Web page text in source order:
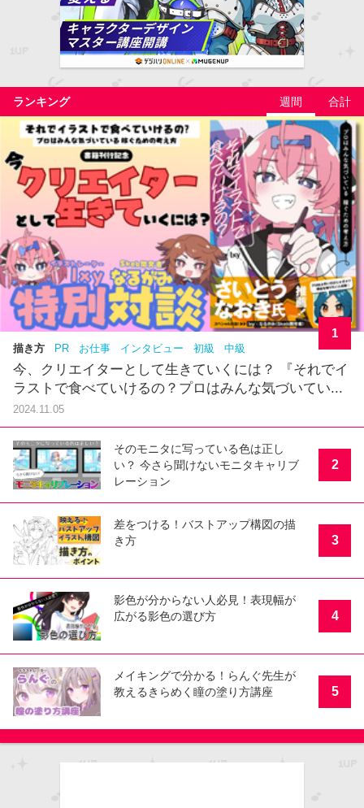
ランキング 週間 合計
描き方 PR お仕事 インタビュー 初級 中級
今、クリエイターとして生きていくには？ 『それでイ
ラストで食べていけるの？プロはみんな気づいてい...
2024.11.05
1
そのモニタに写っている色は正し
い？ 今さら聞けないモニタキャリブ
レーション
2
差をつける！バストアップ構図の描
き方
3
影色が分からない人必見！表現幅が
広がる影色の選び方
4
メイキングで分かる！らんぐ先生が
教えるきらめく瞳の塗り方講座
5